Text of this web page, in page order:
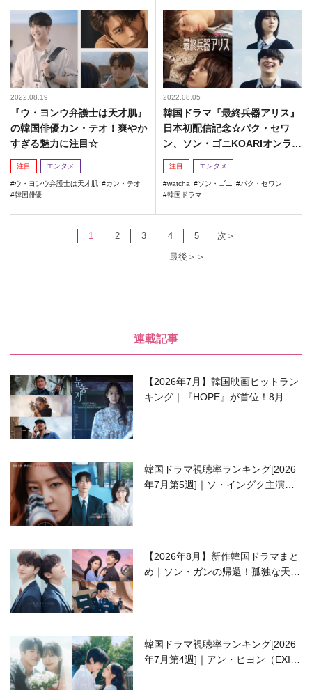
2022.08.19
『ウ・ヨンウ弁護士は天才肌』
の韓国俳優カン・テオ！爽やか
すぎる魅力に注目☆
注目 エンタメ
ウ・ヨンウ弁護士は天才肌
カン・テオ
韓国俳優
2022.08.05
韓国ドラマ『最終兵器アリス』
日本初配信記念☆パク・セワ
ン、ソン・ゴニKOARIオンライ
ンインタビュー！
注目 エンタメ
watcha ソン・ゴニ
パク・セワン
韓国ドラマ
1 2 3 4 5
次＞
最後＞＞
連載記事
【2026年7月】韓国映画ヒットラン
キング｜『HOPE』が首位！8月公
韓国ドラマ視聴率ランキング[2026
年7月第5週]｜ソ・イングク主演の
【2026年8月】新作韓国ドラマまと
め｜ソン・ガンの帰還！孤独な天才
韓国ドラマ視聴率ランキング[2026
年7月第4週]｜アン・ヒヨン（EXID